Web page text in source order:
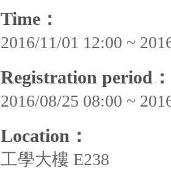
Time：
2016/11/01 12:00 ~
Registration period：
2016/08/25 08:00 ~
Location：
工學大樓 E238